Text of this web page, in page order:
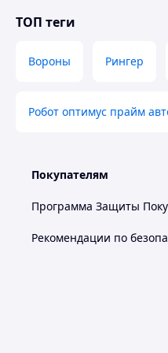
------------------------------
ТОП теги
Вороны Рингер
Робот оптимус прайм
Покупателям
Программа Защиты
Рекомендации по